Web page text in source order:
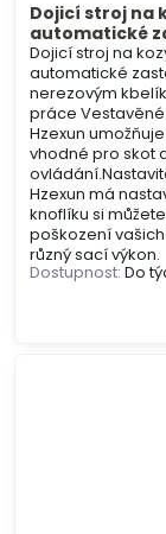
Dojicí stroj na
automatické
Dojicí stroj na
automatické
nerezovým
práce
Hzexun
vhodné pro skot
Hzexun má
knoflíku si
poškození
různý sací výkon.
Dostupnost: Do